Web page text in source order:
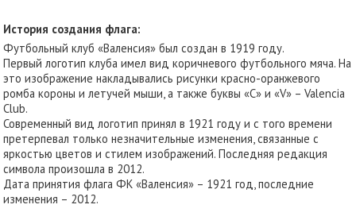
История создания флага:
Футбольный клуб «Валенсия» был создан в 1919 году.
Первый логотип клуба имел вид коричневого футбольного мяча. На
это изображение накладывались рисунки красно-оранжевого
ромба короны и летучей мыши, а также буквы «C» и «V» – Valencia
Club.
Современный вид логотип принял в 1921 году и с того времени
претерпевал только незначительные изменения, связанные с
яркостью цветов и стилем изображений. Последняя редакция
символа произошла в 2012.
Дата принятия флага ФК «Валенсия» – 1921 год, последние
изменения – 2012.